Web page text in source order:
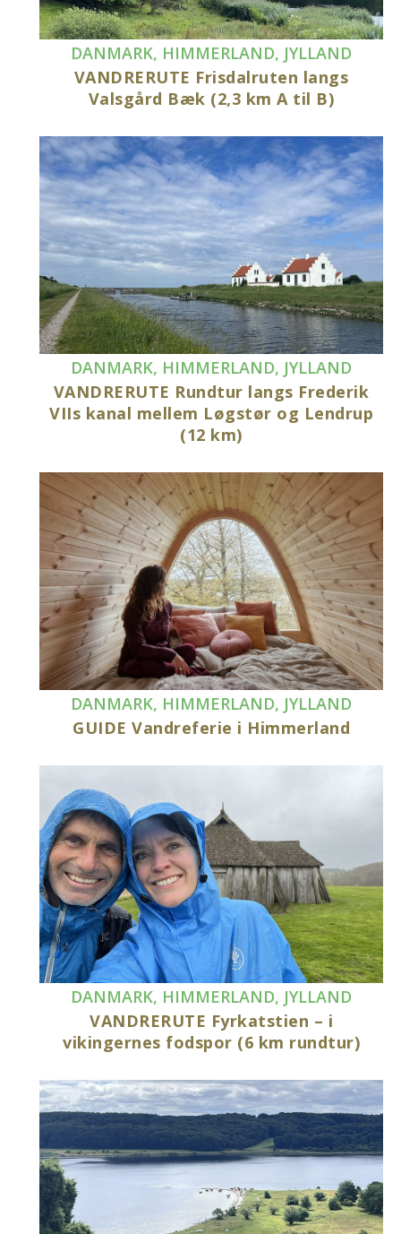
DANMARK, HIMMERLAND, JYLLAND
VANDRERUTE Frisdalruten langs
Valsgård Bæk (2,3 km A til B)
DANMARK, HIMMERLAND, JYLLAND
VANDRERUTE Rundtur langs Frederik
VIIs kanal mellem Løgstør og Lendrup
(12 km)
DANMARK, HIMMERLAND, JYLLAND
GUIDE Vandreferie i Himmerland
DANMARK, HIMMERLAND, JYLLAND
VANDRERUTE Fyrkatstien – i
vikingernes fodspor (6 km rundtur)